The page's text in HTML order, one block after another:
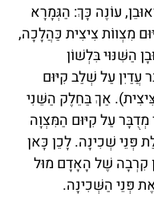
עוֹנֶה כָּךְ: הַגְּמָרָא
מִצְווֹת צִיצִית כַּהֲלָכָה,
הַשִּׁנּוּי בִּלְשׁוֹן
עַל שְׁלַב קִיּוּם
אַךְ בַּחֵלֶק הַשֵּׁנִי
מְדֻבָּר עַל קִיּוּם הַמִּצְוָה
פְּנֵי שְׁכִינָה. לָכֵן כָּאן
קִרְבָה שֶׁל הָאָדָם מוּל
פְּנֵי הַשְּׁכִינָה.